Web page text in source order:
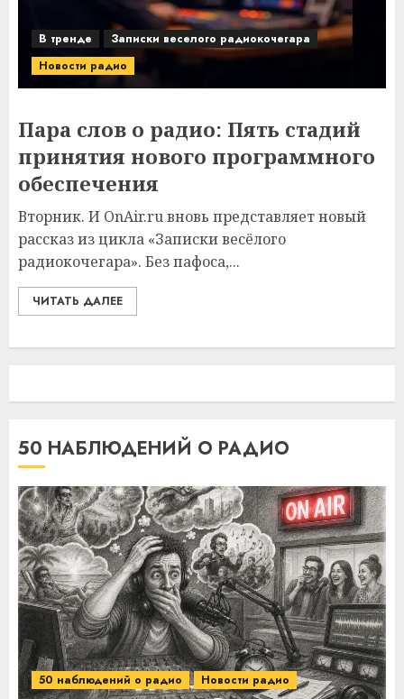
В тренде
Записки веселого радиокочегара
Новости радио
Пара слов о радио: Пять стадий
принятия нового программного
обеспечения
Вторник. И OnAir.ru вновь представляет новый
рассказ из цикла «Записки весёлого
радиокочегара». Без пафоса,...
ЧИТАТЬ ДАЛЕЕ
50 НАБЛЮДЕНИЙ О РАДИО
50 наблюдений о радио Новости радио